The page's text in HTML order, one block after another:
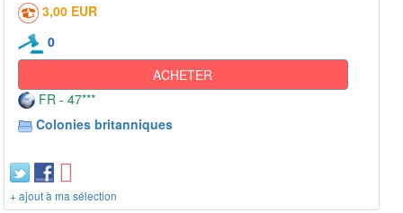
3,00 EUR
0
ACHETER
FR - 47***
Colonies britanniques
+ ajout à ma sélection